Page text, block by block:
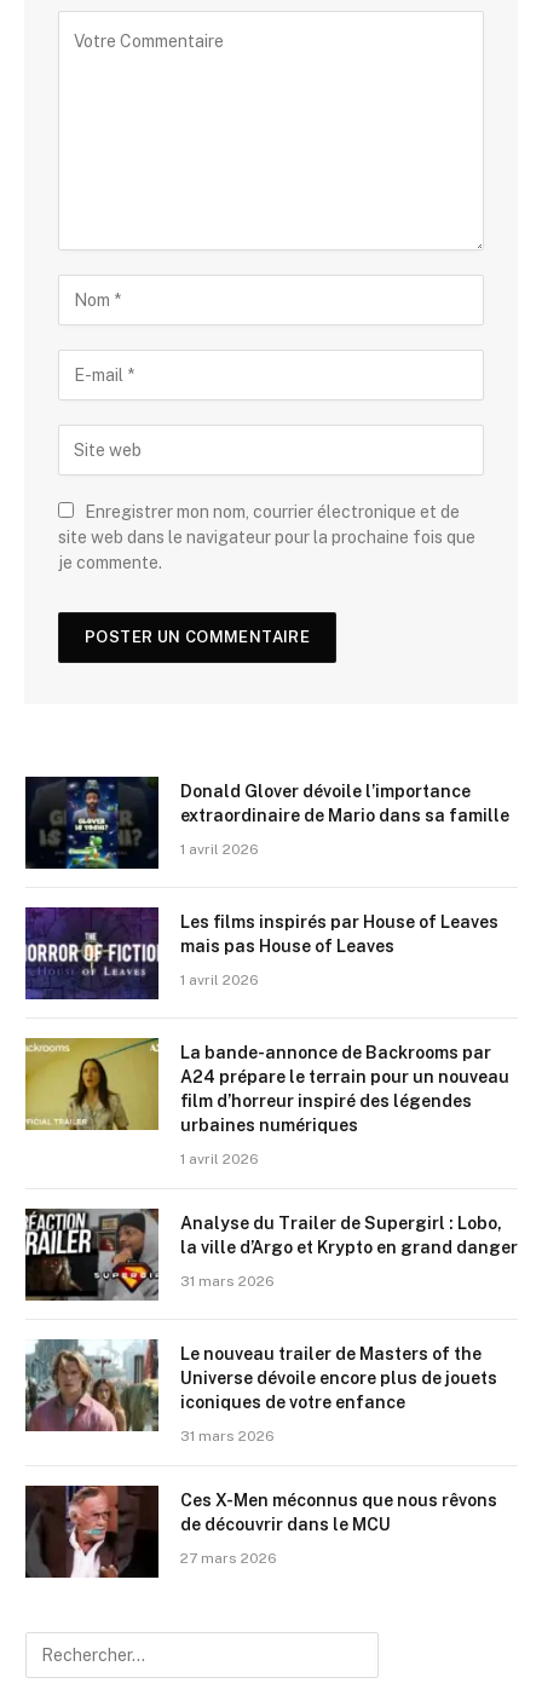
Enregistrer mon nom, courrier électronique et de
site web dans le navigateur pour la prochaine fois que
je commente.
Donald Glover dévoile l’importance
extraordinaire de Mario dans sa famille
1 avril 2026
Les films inspirés par House of Leaves
mais pas House of Leaves
1 avril 2026
La bande-annonce de Backrooms par
A24 prépare le terrain pour un nouveau
film d’horreur inspiré des légendes
urbaines numériques
1 avril 2026
Analyse du Trailer de Supergirl : Lobo,
la ville d’Argo et Krypto en grand danger
31 mars 2026
Le nouveau trailer de Masters of the
Universe dévoile encore plus de jouets
iconiques de votre enfance
31 mars 2026
Ces X-Men méconnus que nous rêvons
de découvrir dans le MCU
27 mars 2026